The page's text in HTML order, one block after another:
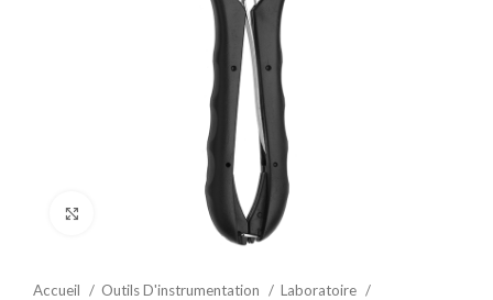
Cliquez pour agrandir
Accueil Outils D'instrumentation
Laboratoire